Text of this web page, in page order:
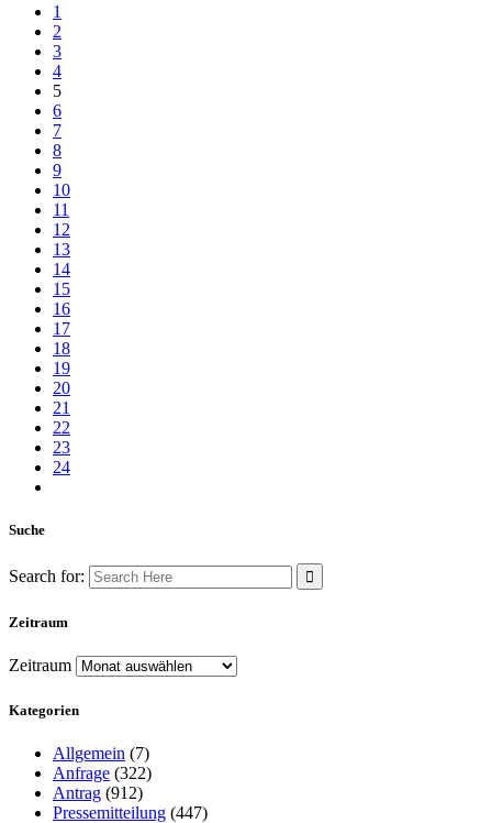
1
2
3
4
5
6
7
8
9
10
11
12
13
14
15
16
17
18
19
20
21
22
23
24
Suche
Search for:
Zeitraum
Zeitraum
Kategorien
Allgemein (7)
Anfrage (322)
Antrag (912)
Pressemitteilung (447)